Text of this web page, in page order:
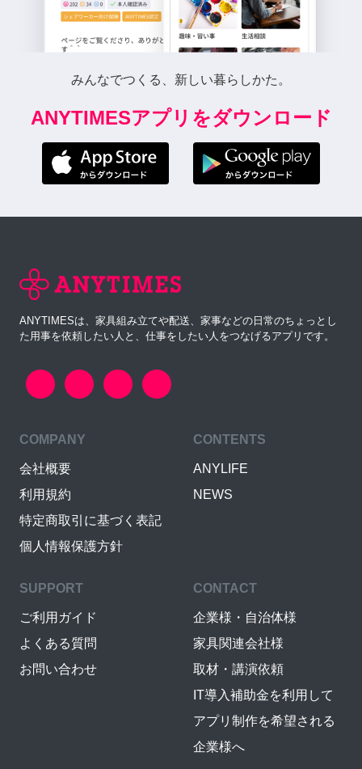
みんなでつくる、新しい暮らしかた。
ANYTIMESアプリをダウンロード
ANYTIMESは、家具組み立てや配送、家事などの日常のちょっとし
た用事を依頼したい人と、仕事をしたい人をつなげるアプリです。
COMPANY
会社概要
利用規約
特定商取引に基づく表記
個人情報保護方針
CONTENTS
ANYLIFE
NEWS
SUPPORT
ご利用ガイド
よくある質問
お問い合わせ
CONTACT
企業様・自治体様
家具関連会社様
取材・講演依頼
IT導入補助金を利用して
アプリ制作を希望される
企業様へ